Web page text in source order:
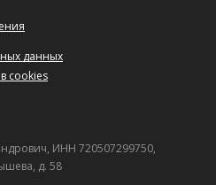
данных
cookies
ИНН 720507299750,
д. 58